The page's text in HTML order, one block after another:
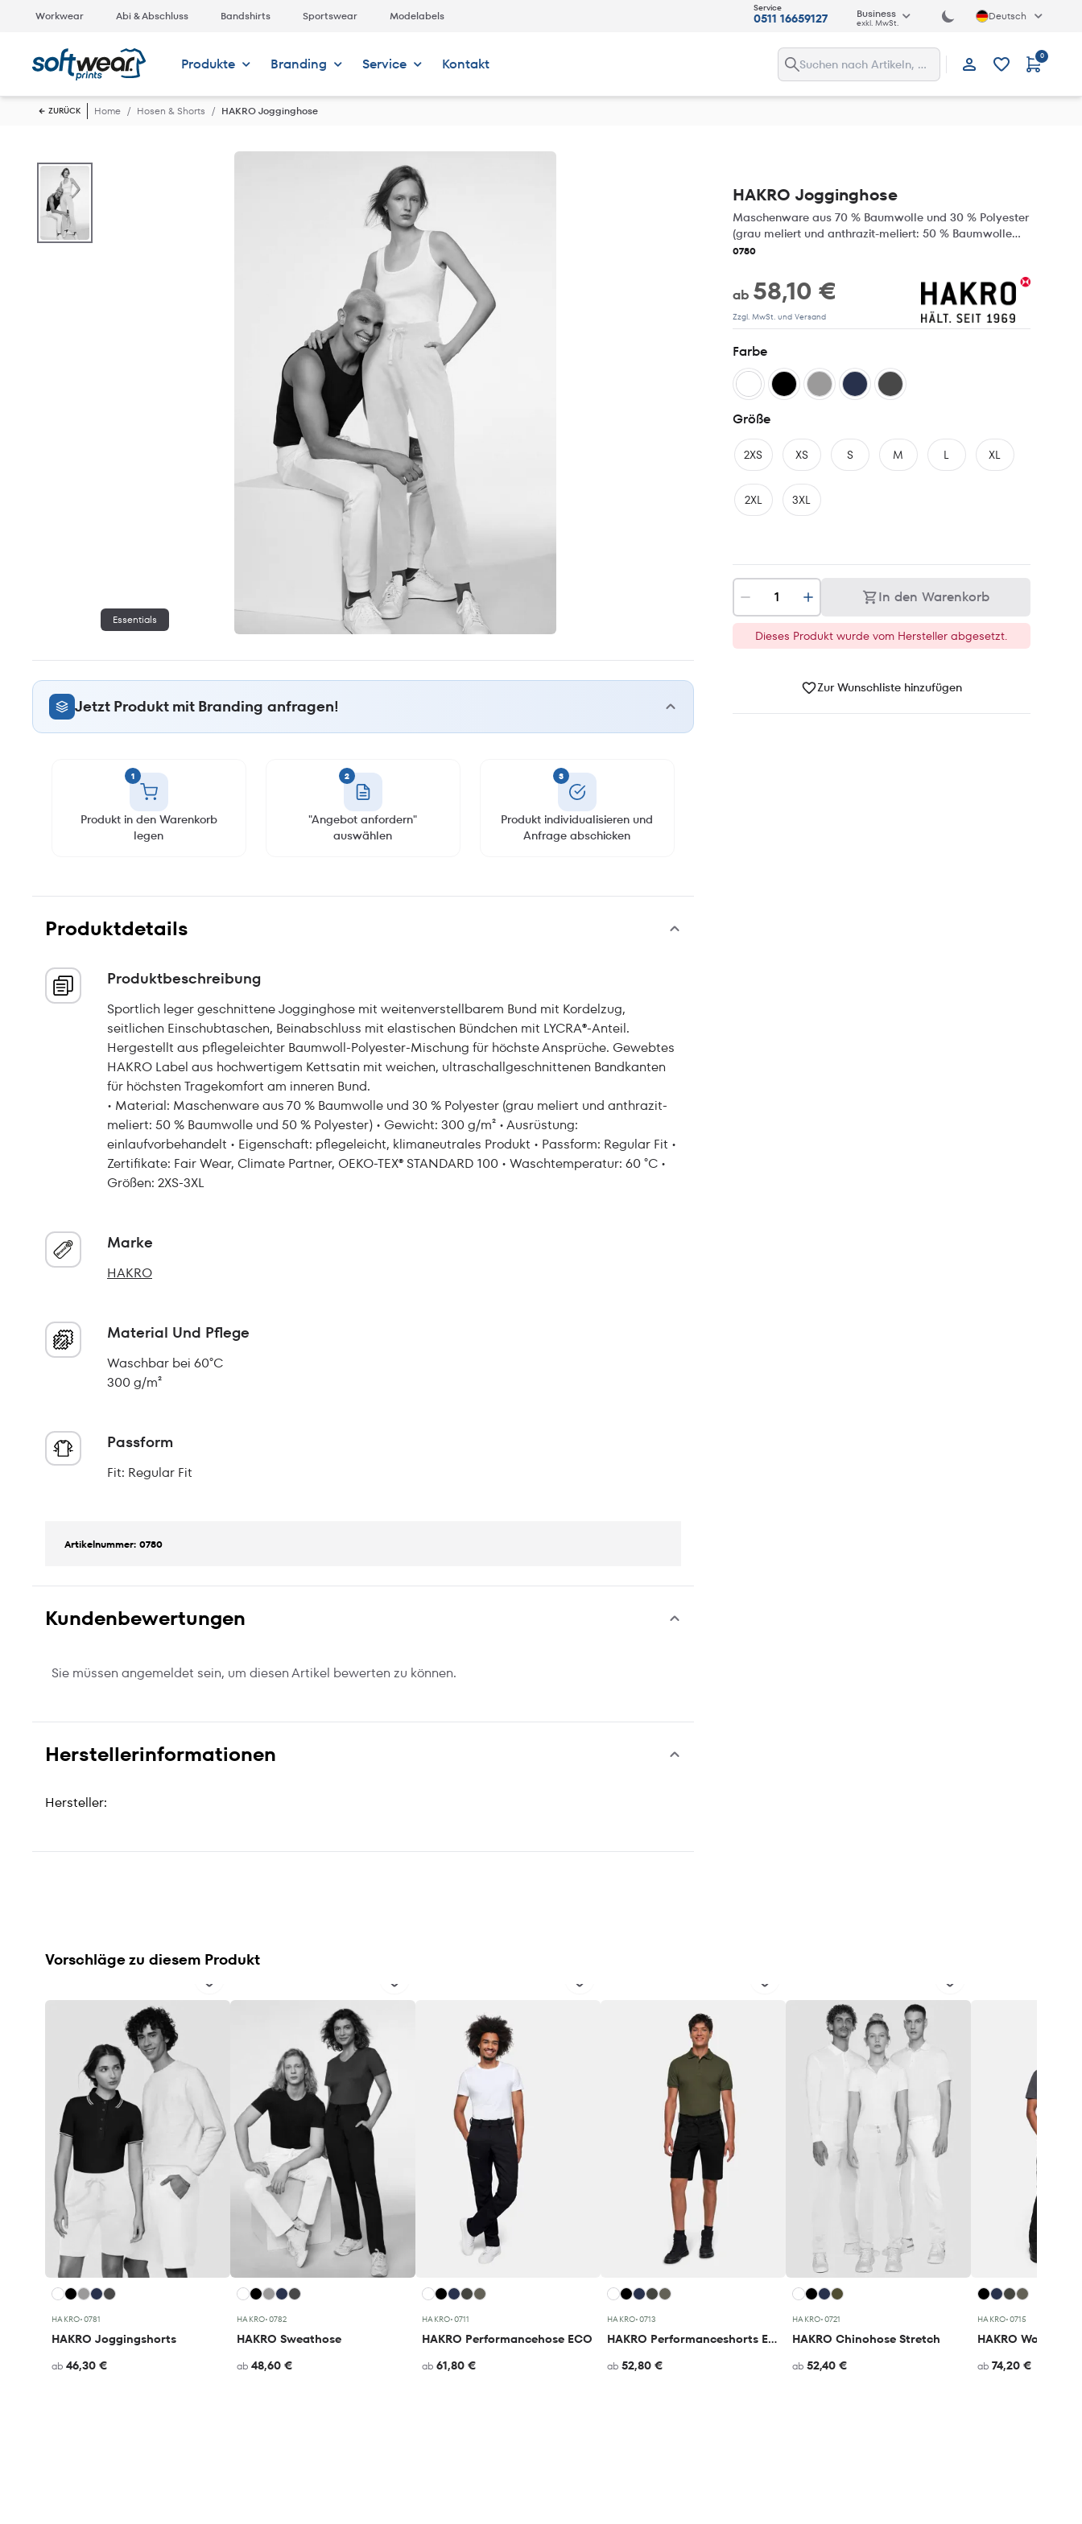
Workwear Abi & Abschluss Bandshirts Sportswear Modelabels
Service
0511 16659127 Business
exkl. MwSt. Deutsch
Produkte Branding Service Kontakt Anmelden
0
ZURÜCK Home Hosen & Shorts HAKRO Jogginghose
Essentials
HAKRO Jogginghose
Maschenware aus 70 % Baumwolle und 30 % Polyester
(grau meliert und anthrazit-meliert: 50 % Baumwolle
und 50 % Polyester) , 300 g/m²
0780
ab 58,10 €
Zzgl. MwSt. und Versand
Farbe
Größe
2XS XS S M L XL
2XL 3XL
In den Warenkorb
Dieses Produkt wurde vom Hersteller abgesetzt.
Zur Wunschliste hinzufügen
Jetzt Produkt mit Branding anfragen!
1
Produkt in den Warenkorb
legen
2
"Angebot anfordern"
auswählen
3
Produkt individualisieren und
Anfrage abschicken
Produktdetails
Produktbeschreibung
Sportlich leger geschnittene Jogginghose mit weitenverstellbarem Bund mit Kordelzug,
seitlichen Einschubtaschen, Beinabschluss mit elastischen Bündchen mit LYCRA®-Anteil.
Hergestellt aus pflegeleichter Baumwoll-Polyester-Mischung für höchste Ansprüche. Gewebtes
HAKRO Label aus hochwertigem Kettsatin mit weichen, ultraschallgeschnittenen Bandkanten
für höchsten Tragekomfort am inneren Bund.
• Material: Maschenware aus 70 % Baumwolle und 30 % Polyester (grau meliert und anthrazit-
meliert: 50 % Baumwolle und 50 % Polyester) • Gewicht: 300 g/m² • Ausrüstung:
einlaufvorbehandelt • Eigenschaft: pflegeleicht, klimaneutrales Produkt • Passform: Regular Fit •
Zertifikate: Fair Wear, Climate Partner, OEKO-TEX® STANDARD 100 • Waschtemperatur: 60 °C •
Größen: 2XS-3XL
Marke
HAKRO
Material Und Pflege
Waschbar bei 60°C
300 g/m²
Passform
Fit: Regular Fit
Artikelnummer: 0780
Kundenbewertungen
Sie müssen angemeldet sein, um diesen Artikel bewerten zu können.
Herstellerinformationen
Hersteller:
Vorschläge zu diesem Produkt
HAKRO•0781
HAKRO Joggingshorts
ab 46,30 €
HAKRO•0782
HAKRO Sweathose
ab 48,60 €
HAKRO•0711
HAKRO Performancehose ECO
ab 61,80 €
HAKRO•0713
HAKRO Performanceshorts ECO
ab 52,80 €
HAKRO•0721
HAKRO Chinohose Stretch
ab 52,40 €
HAKRO•0715
ab 74,20 €